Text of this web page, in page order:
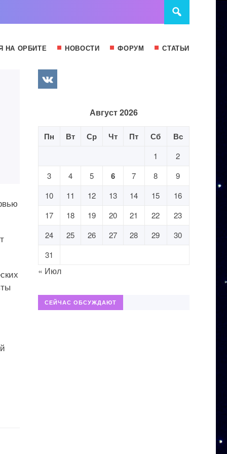
НА ОРБИТЕ НОВОСТИ ФОРУМ СТАТЬИ
Август 2026
Пн Вт Ср Чт Пт Сб Вс
1
2
3
4 5 6 7 8
9
10
11 12 13 14 15
16
17
18 19 20 21 22
23
24
25 26 27 28 29
30
31
« Июл
СЕЙЧАС ОБСУЖДАЮТ